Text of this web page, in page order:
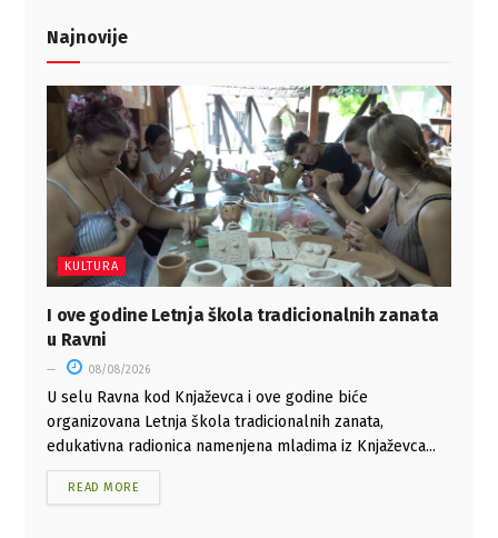
Najnovije
KULTURA
I ove godine Letnja škola tradicionalnih zanata
u Ravni
08/08/2026
U selu Ravna kod Knjaževca i ove godine biće
organizovana Letnja škola tradicionalnih zanata,
edukativna radionica namenjena mladima iz Knjaževca...
READ MORE